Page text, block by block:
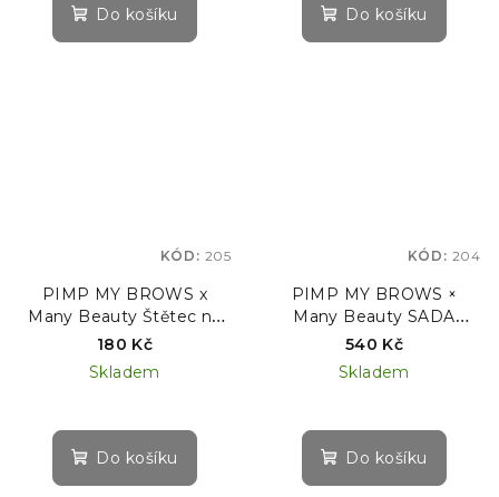
Do košíku Do košíku
PIMP MY BROWS x
Many Beauty Štětec na
obočí HOLOGRAFICKÝ
ZKOSENÝ #1
180 Kč
Skladem
Do košíku
KÓD: 205
PIMP MY BROWS ×
Many Beauty SADA
profesionálních štětců na
obočí
540 Kč
Skladem
Do košíku
KÓD: 204